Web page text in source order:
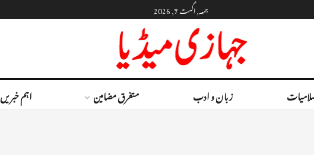
جمعہ, اگست 7, 2026
زبان و ادب متفرق مضامین اہم خبریں